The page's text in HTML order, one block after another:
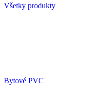
Všetky produkty
Bytové PVC